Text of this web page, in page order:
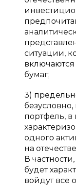
ситуации,
включаются
бумаг;
3)
портфель,
одного
на
В
будет
войдут